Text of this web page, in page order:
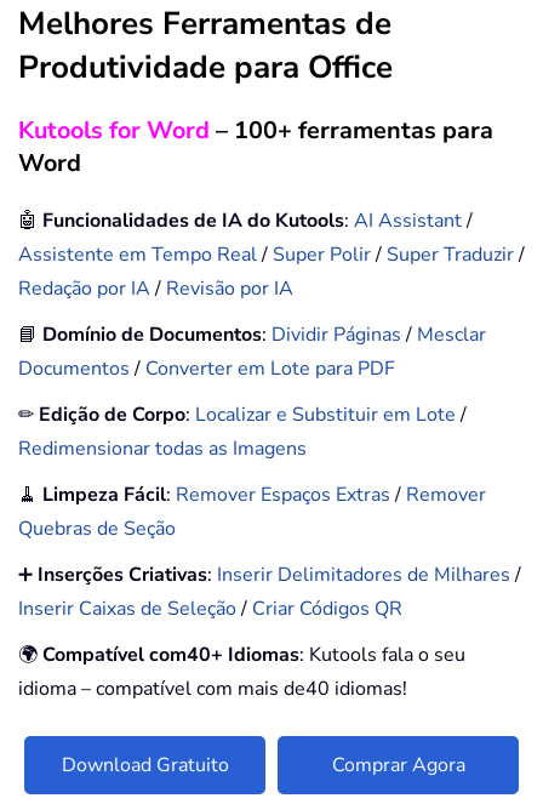
Melhores Ferramentas de
Produtividade para Office
Kutools for Word – 100+ ferramentas para
Word
🤖 Funcionalidades de IA do Kutools: AI Assistant/
Assistente em Tempo Real/ Super Polir/ Super Traduzir/
Redação por IA/ Revisão por IA
📘 Domínio de Documentos: Dividir Páginas/ Mesclar
Documentos/ Converter em Lote para PDF
✏ Edição de Corpo: Localizar e Substituir em Lote/
Redimensionar todas as Imagens
🧹 Limpeza Fácil: Remover Espaços Extras/ Remover
Quebras de Seção
➕ Inserções Criativas: Inserir Delimitadores de Milhares/
Inserir Caixas de Seleção/ Criar Códigos QR
🌍Compatível com40+ Idiomas: Kutools fala o seu
idioma – compatível com mais de40 idiomas!
Download Gratuito Comprar Agora